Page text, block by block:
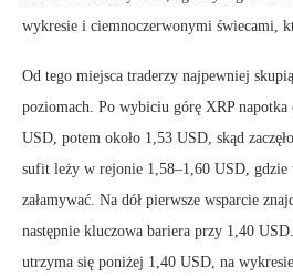
wykresie i ciemnoczerwonymi świecami,
Od tego miejsca traderzy najpewniej
poziomach. Po wybiciu górę XRP
USD, potem około 1,53 USD, skąd
sufit leży w rejonie 1,58–1,60 USD, gdzie
załamywać. Na dół pierwsze wsparcie
następnie kluczowa bariera przy 1,40
utrzyma się poniżej 1,40 USD, na